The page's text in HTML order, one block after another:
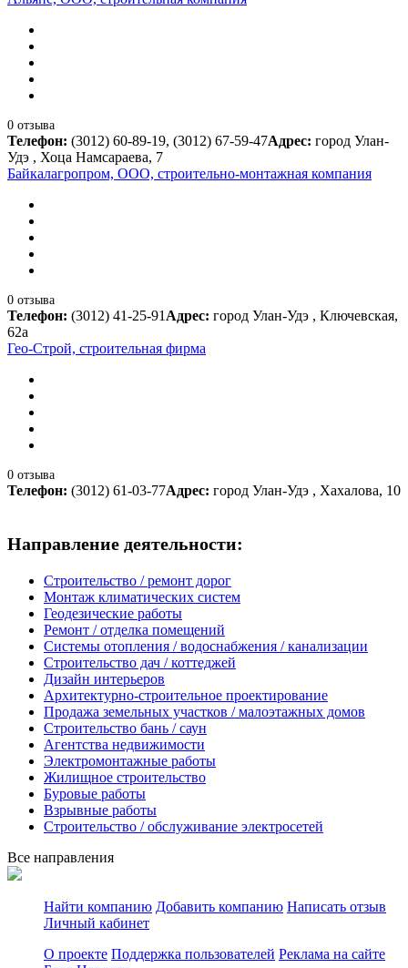
0 отзыва
Телефон: (3012) 60-89-19, (3012) 67-59-47Адрес: город Улан-
Удэ , Хоца Намсараева, 7
Байкалагропром, ООО, строительно-монтажная компания
0 отзыва
Телефон: (3012) 41-25-91 Адрес: город Улан-Удэ , Ключевская,
62а
Гео-Строй, строительная фирма
0 отзыва
Телефон: (3012) 61-03-77Адрес: город Улан-Удэ , Хахалова, 10
Направление деятельности:
Строительство / ремонт дорог
Монтаж климатических систем
Геодезические работы
Ремонт / отделка помещений
Системы отопления / водоснабжения / канализации
Строительство дач / коттеджей
Дизайн интерьеров
Архитектурно-строительное проектирование
Продажа земельных участков / малоэтажных домов
Строительство бань / саун
Агентства недвижимости
Электромонтажные работы
Жилищное строительство
Буровые работы
Взрывные работы
Строительство / обслуживание электросетей
Все направления
Найти компанию Добавить компанию Написать отзыв
Личный кабинет
О проекте Поддержка пользователей Реклама на сайте